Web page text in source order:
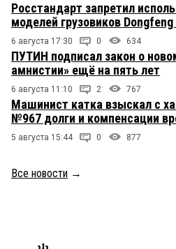
Росстандарт запретил
моделей грузовиков
6 августа 17:30 0 634
ПУТИН подписал закон о
амнистии» ещё на пять лет
6 августа 11:10 2 767
Машинист катка взыскал с
№967 долги и компенсации
5 августа 15:44 0 877
Все новости →